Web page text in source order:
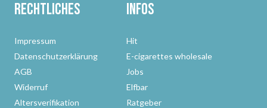
Rechtliches
Impressum
Datenschutzerklärung
AGB
Widerruf
Altersverifikation
Infos
Hit
E-cigarettes wholesale
Jobs
Elfbar
Ratgeber